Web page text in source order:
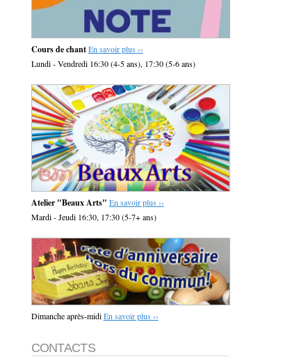
Cours de chant En savoir plus ››
Lundi - Vendredi 16:30 (4-5 ans), 17:30 (5-6 ans)
Atelier "Beaux Arts" En savoir plus ››
Mardi - Jeudi 16:30, 17:30 (5-7+ ans)
Dimanche après-midiEn savoir plus ››
CONTACTS